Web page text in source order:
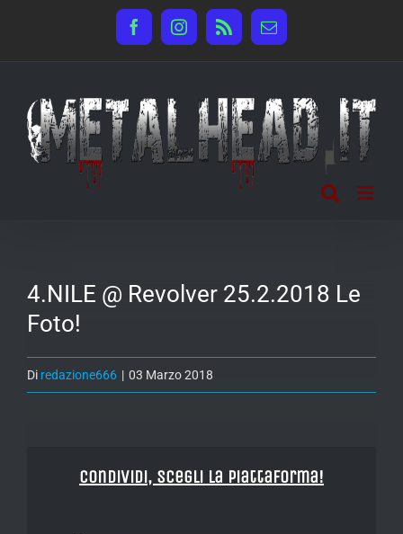
FacebookInstagram
Rss Email
4.NILE @ Revolver 25.2.2018 Le
Foto!
Di redazione666 | 03 Marzo 2018
Condividi, Scegli la piattaforma!